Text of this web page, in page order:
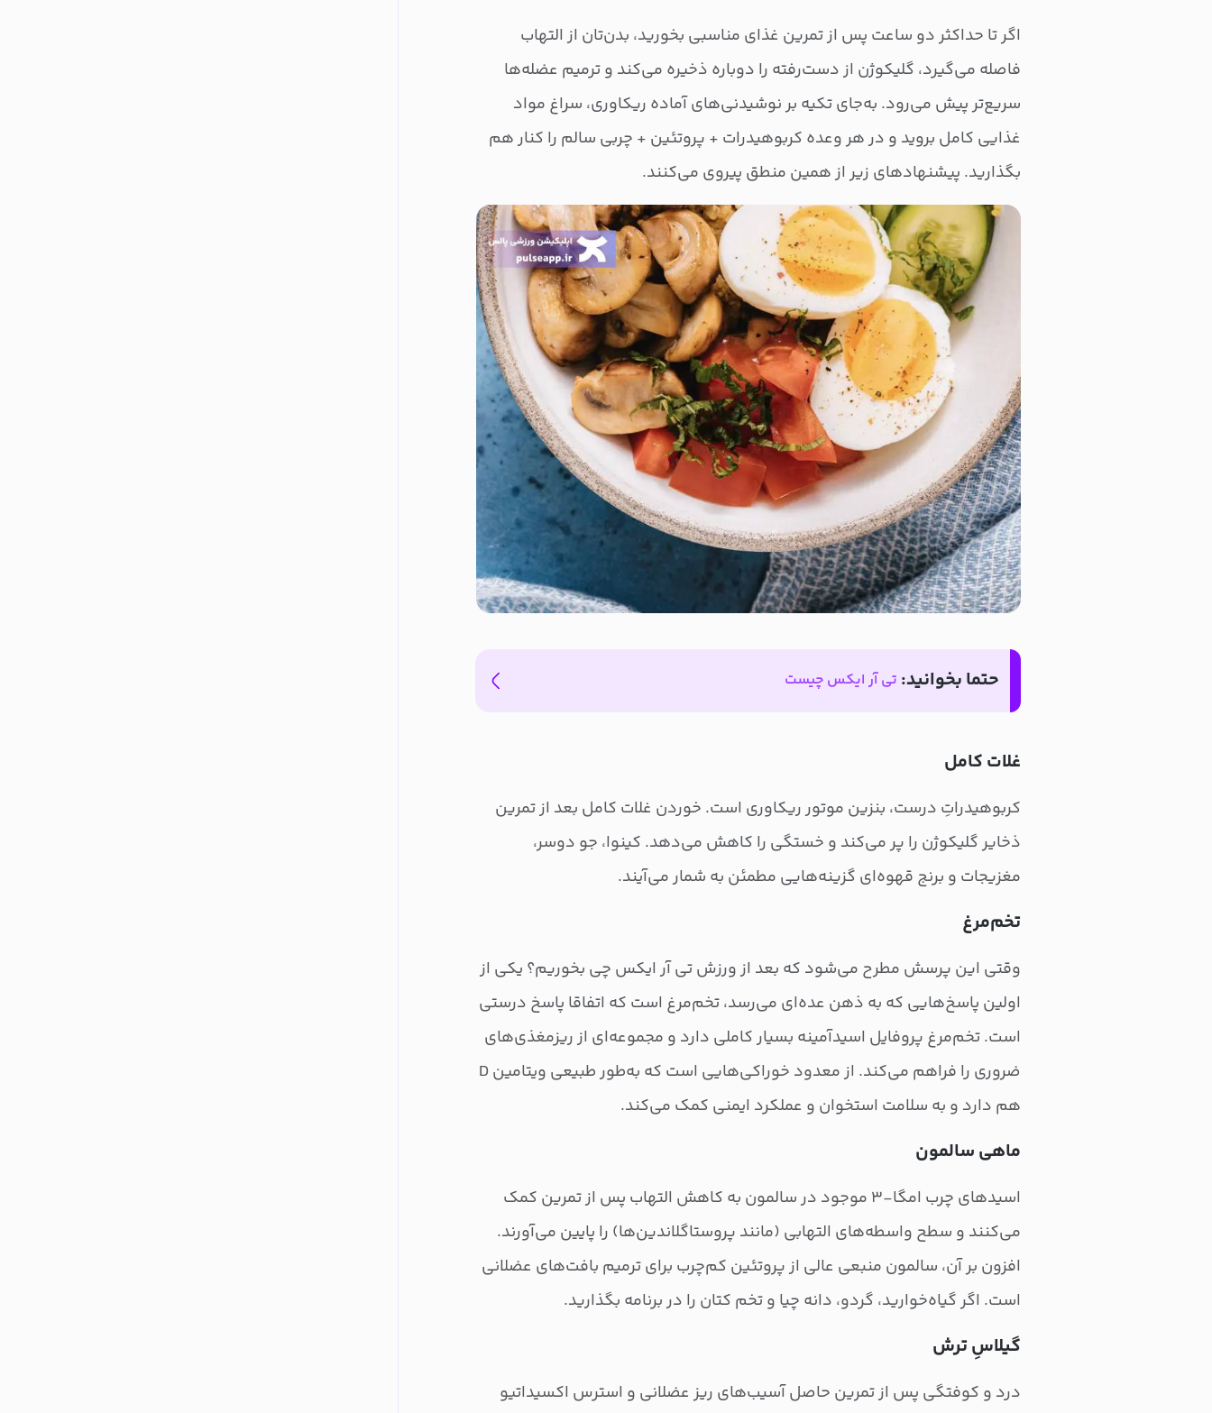
اگر تا حداکثر دو ساعت پس از تمرین غذای مناسبی بخورید، بدن‌تان از التهاب
فاصله می‌گیرد، گلیکوژن از دست‌رفته را دوباره ذخیره می‌کند و ترمیم عضله‌ها
سریع‌تر پیش می‌رود. به‌جای تکیه بر نوشیدنی‌های آماده ریکاوری، سراغ مواد
غذایی کامل بروید و در هر وعده کربوهیدرات + پروتئین + چربی سالم را کنار هم
بگذارید. پیشنهادهای زیر از همین منطق پیروی می‌کنند.
حتما بخوانید: تی آر ایکس چیست
غلات کامل
کربوهیدراتِ درست، بنزین موتور ریکاوری است. خوردن غلات کامل بعد از تمرین
ذخایر گلیکوژن را پر می‌کند و خستگی را کاهش می‌دهد. کینوا، جو دوسر،
مغزیجات و برنج قهوه‌ای گزینه‌هایی مطمئن به شمار می‌آیند.
تخم‌مرغ
وقتی این پرسش مطرح می‌شود که بعد از ورزش تی آر ایکس چی بخوریم؟ یکی از
اولین پاسخ‌هایی که به ذهن عده‌ای می‌رسد، تخم‌مرغ است که اتفاقا پاسخ درستی
است. تخم‌مرغ پروفایل اسیدآمینه بسیار کاملی دارد و مجموعه‌ای از ریزمغذی‌های
ضروری را فراهم می‌کند. از معدود خوراکی‌هایی است که به‌طور طبیعی ویتامین D
هم دارد و به سلامت استخوان و عملکرد ایمنی کمک می‌کند.
ماهی سالمون
اسیدهای چرب امگا-۳ موجود در سالمون به کاهش التهاب پس از تمرین کمک
می‌کنند و سطح واسطه‌های التهابی (مانند پروستاگلاندین‌ها) را پایین می‌آورند.
افزون بر آن، سالمون منبعی عالی از پروتئین کم‌چرب برای ترمیم بافت‌های عضلانی
است. اگر گیاه‌خوارید، گردو، دانه چیا و تخم کتان را در برنامه بگذارید.
گیلاسِ ترش
درد و کوفتگی پس از تمرین حاصل آسیب‌های ریز عضلانی و استرس اکسیداتیو